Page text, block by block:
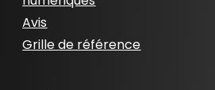
Avis
Grille de référence